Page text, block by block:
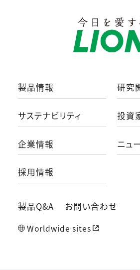
製品情報 研究
サステナビリティ 投資
企業情報 ニュ
採用情報
製品Q&A お問い合わせ
Worldwide sites